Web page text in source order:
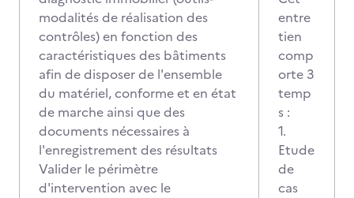
modalités de réalisation des
contrôles) en fonction des
caractéristiques des bâtiments
afin de disposer de l'ensemble
du matériel, conforme et en état
de marche ainsi que des
documents nécessaires à
l'enregistrement des résultats
Valider le périmètre
d'intervention avec le
entre
tien
comp
orte 3
temp
s :
1.
Etude
de
cas